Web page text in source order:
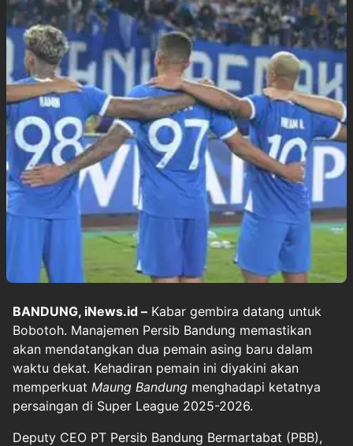
BANDUNG, iNews.id – Kabar gembira datang untuk
Bobotoh. Manajemen Persib Bandung memastikan
akan mendatangkan dua pemain asing baru dalam
waktu dekat. Kehadiran pemain ini diyakini akan
memperkuat Maung Bandung menghadapi ketatnya
persaingan di Super League 2025-2026.
Deputy CEO PT Persib Bandung Bermartabat (PBB),